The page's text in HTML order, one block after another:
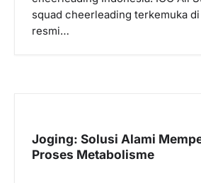
squad cheerleading terkemuka
resmi…
Joging: Solusi Alami
Proses Metabolisme